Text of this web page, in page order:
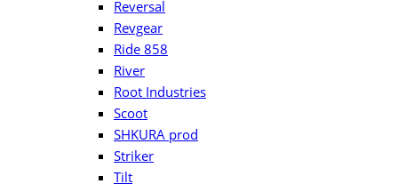
Reversal
Revgear
Ride 858
River
Root Industries
Scoot
SHKURA рrоd
Striker
Tilt